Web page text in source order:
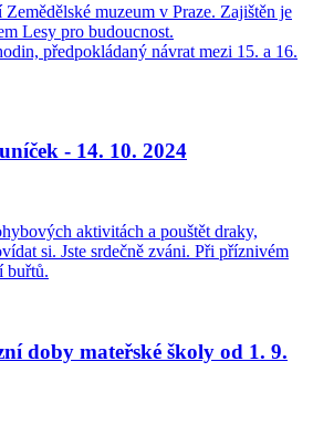
muzeum v Praze. Zajištěn je
Lesy pro budoucnost.
předpokládaný návrat mezi 15. a 16.
- 14. 10. 2024
aktivitách a pouštět draky,
si. Jste srdečně zváni. Při příznivém
buřtů.
doby mateřské školy od 1. 9.